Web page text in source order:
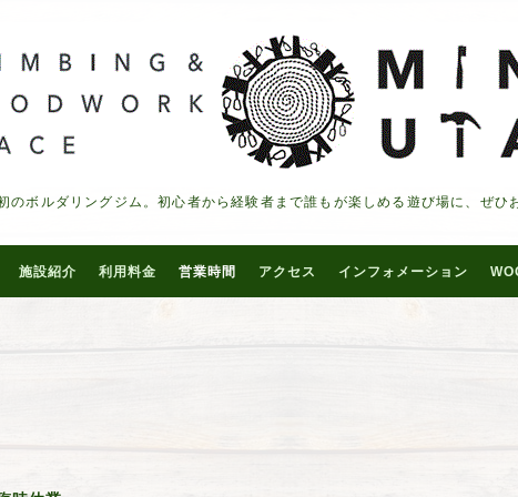
のボルダリングジム。初心者から経験者まで誰もが楽しめる遊び場に、ぜひ
施設紹介 利用料金 営業時間 アクセス インフォメーション